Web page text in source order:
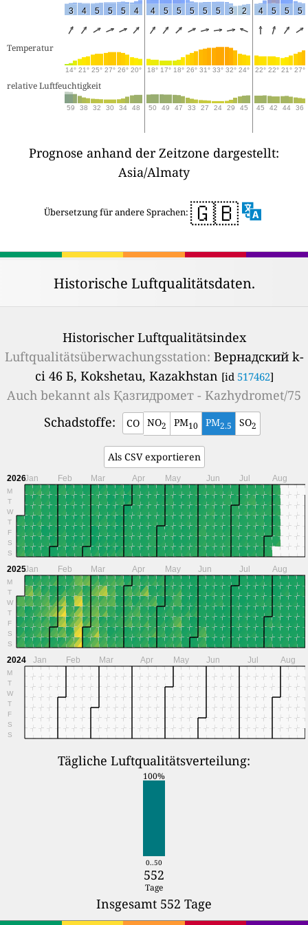
3 4 5 5 5 4 4 5 5 5 5 5 3 2 4 5 5 5
Temperatur
14° 21° 25° 27° 26° 20° 18° 17° 18° 26° 31° 33° 32° 24° 22° 22° 21° 27°
relative Luftfeuchtigkeit
59 38 32 30 34 48 50 49 47 33 27 24 29 45 45 42 44 36
Prognose anhand der Zeitzone dargestellt:
Asia/Almaty
Übersetzung für andere Sprachen: 🇬🇧
Historische Luftqualitätsdaten.
Historischer Luftqualitätsindex
Luftqualitätsüberwachungsstation: Вернадский k-
сі 46 Б, Kokshetau, Kazakhstan [id 517462]
Auch bekannt als Қазгидромет - Kazhydromet/75
Schadstoffe:
CO NO2 PM10 PM2.5 SO2
Als CSV exportieren
2026
M
T
W
T
F
S
S
Jan Feb Mar Apr May Jun Jul Aug
2025
M
T
W
T
F
S
S
Jan Feb Mar Apr May Jun Jul Aug
2024
M
T
W
T
F
S
S
Jan Feb Mar Apr May Jun Jul Aug
Tägliche Luftqualitätsverteilung:
100%
0..50
552
Tage
Insgesamt 552 Tage